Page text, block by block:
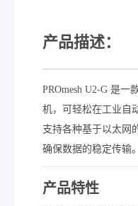
产品描述：
PROmesh U2-G 是
机，可轻松在工业自
支持各种基于以太网
确保数据的稳定传输。
产品特性